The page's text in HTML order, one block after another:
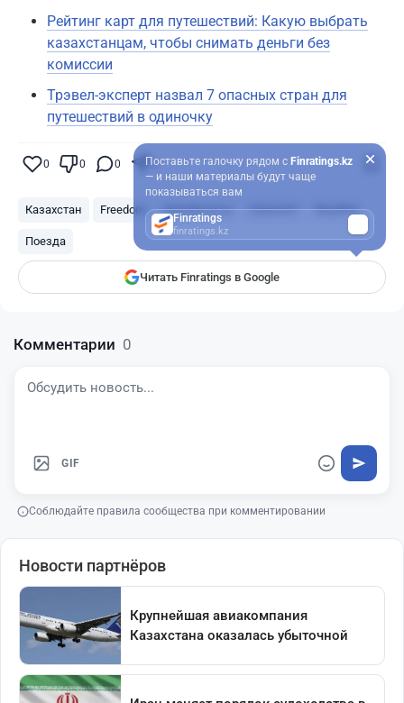
Рейтинг карт для путешествий: Какую выбрать
казахстанцам, чтобы снимать деньги без
комиссии
Трэвел-эксперт назвал 7 опасных стран для
путешествий в одиночку
0 0 0 0
Казахстан Freedom Авиабилеты Самолет Кешбэк
Поезда
Читать Finratings в Google
Поставьте галочку рядом с Finratings.kz
— и наши материалы будут чаще
показываться вам
Finratings
finratings.kz
Комментарии 0
GIF
Соблюдайте правила сообщества при комментировании